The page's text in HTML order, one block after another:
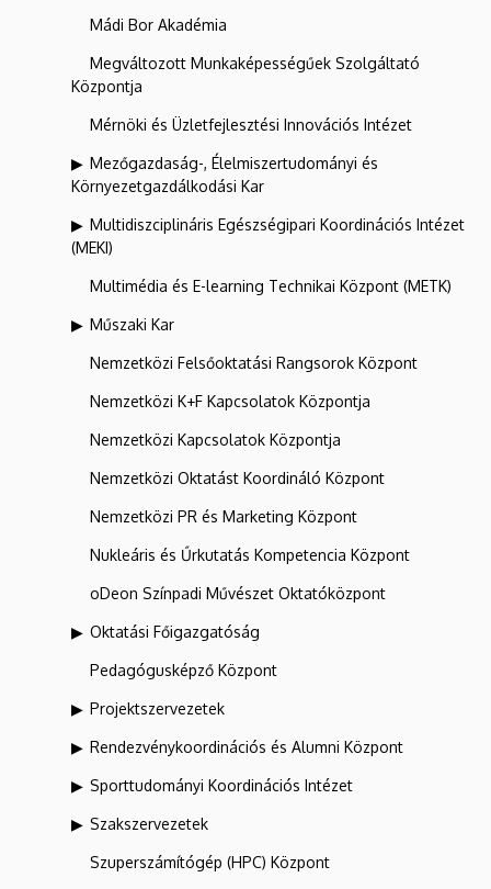
Mádi Bor Akadémia
Megváltozott Munkaképességűek Szolgáltató
Központja
Mérnöki és Üzletfejlesztési Innovációs Intézet
Mezőgazdaság-, Élelmiszertudományi és
Környezetgazdálkodási Kar
Multidiszciplináris Egészségipari Koordinációs Intézet
(MEKI)
Multimédia és E-learning Technikai Központ (METK)
Műszaki Kar
Nemzetközi Felsőoktatási Rangsorok Központ
Nemzetközi K+F Kapcsolatok Központja
Nemzetközi Kapcsolatok Központja
Nemzetközi Oktatást Koordináló Központ
Nemzetközi PR és Marketing Központ
Nukleáris és Űrkutatás Kompetencia Központ
oDeon Színpadi Művészet Oktatóközpont
Oktatási Főigazgatóság
Pedagógusképző Központ
Projektszervezetek
Rendezvénykoordinációs és Alumni Központ
Sporttudományi Koordinációs Intézet
Szakszervezetek
Szuperszámítógép (HPC) Központ